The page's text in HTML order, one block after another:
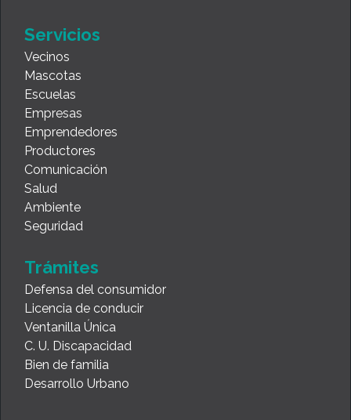
Servicios
Vecinos
Mascotas
Escuelas
Empresas
Emprendedores
Productores
Comunicación
Salud
Ambiente
Seguridad
Trámites
Defensa del consumidor
Licencia de conducir
Ventanilla Única
C. U. Discapacidad
Bien de familia
Desarrollo Urbano